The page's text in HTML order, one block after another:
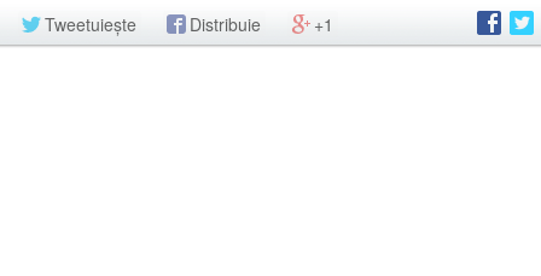
Tweetuiește Distribuie +1